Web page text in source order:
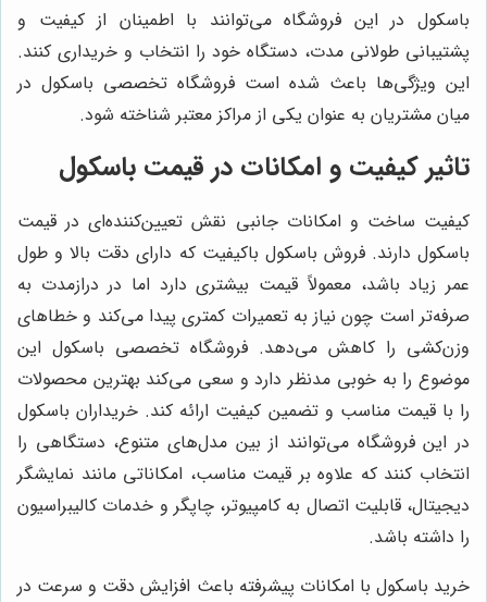
باسکول در این فروشگاه می‌توانند با اطمینان از کیفیت و
پشتیبانی طولانی مدت، دستگاه خود را انتخاب و خریداری کنند.
این ویژگی‌ها باعث شده است فروشگاه تخصصی باسکول در
میان مشتریان به عنوان یکی از مراکز معتبر شناخته شود.
تاثیر کیفیت و امکانات در قیمت باسکول
کیفیت ساخت و امکانات جانبی نقش تعیین‌کننده‌ای در قیمت
باسکول دارند. فروش باسکول باکیفیت که دارای دقت بالا و طول
عمر زیاد باشد، معمولاً قیمت بیشتری دارد اما در درازمدت به
صرفه‌تر است چون نیاز به تعمیرات کمتری پیدا می‌کند و خطاهای
وزن‌کشی را کاهش می‌دهد. فروشگاه تخصصی باسکول این
موضوع را به خوبی مدنظر دارد و سعی می‌کند بهترین محصولات
را با قیمت مناسب و تضمین کیفیت ارائه کند. خریداران باسکول
در این فروشگاه می‌توانند از بین مدل‌های متنوع، دستگاهی را
انتخاب کنند که علاوه بر قیمت مناسب، امکاناتی مانند نمایشگر
دیجیتال، قابلیت اتصال به کامپیوتر، چاپگر و خدمات کالیبراسیون
را داشته باشد.
خرید باسکول با امکانات پیشرفته باعث افزایش دقت و سرعت در